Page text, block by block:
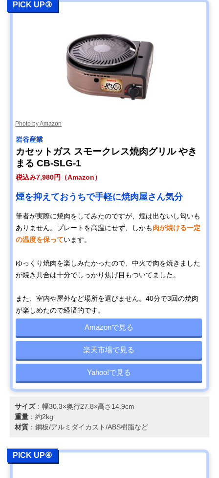
PICK UP③
Photo by Amazon
岩谷産業
カセットガス スモークレス焼肉グリル やき
まる CB-SLG-1
税込み7,980円（Amazon）
煙を抑えておうちで手軽に焼肉屋さん気分
筆者が実際に焼肉をしてみたのですが、煙は出ないし匂いも
ありません。プレートを高温にせず、しかも肉が焼ける一定
の温度を保っています。
ゆっくり焼肉を楽しみたかったので、中火で肉を焼きました
が焼き具合は十分でしっかり焦げ目もついてました。
また、室内や屋外など場所を選びません。40分で3回の焼肉
が楽しめたので経済的です。
Amazonで見る
楽天市場で見る
Yahoo!で見る
サイズ：幅30.3×奥行27.8×高さ14.9cm
重量 ：約2kg
材質 ：鋼板/アルミダイカスト/ABS樹脂など
PICK UP④